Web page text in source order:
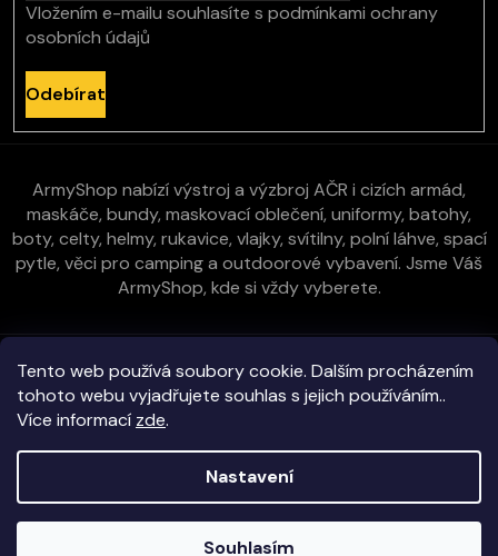
Tento web používá soubory cookie. Dalším procházením
tohoto webu vyjadřujete souhlas s jejich používáním..
Více informací zde.
Nastavení
Souhlasím
Vložením e-mailu souhlasíte s podmínkami ochrany
osobních údajů
Odebírat
ArmyShop nabízí výstroj a výzbroj AČR i cizích armád,
maskáče, bundy, maskovací oblečení, uniformy, batohy,
boty, celty, helmy, rukavice, vlajky, svítilny, polní láhve, spací
pytle, věci pro camping a outdoorové vybavení. Jsme Váš
ArmyShop, kde si vždy vyberete.
Zákaznická péče
Vše o nákupu
E-ArmyShop.cz . Všechna práva vyhrazena.